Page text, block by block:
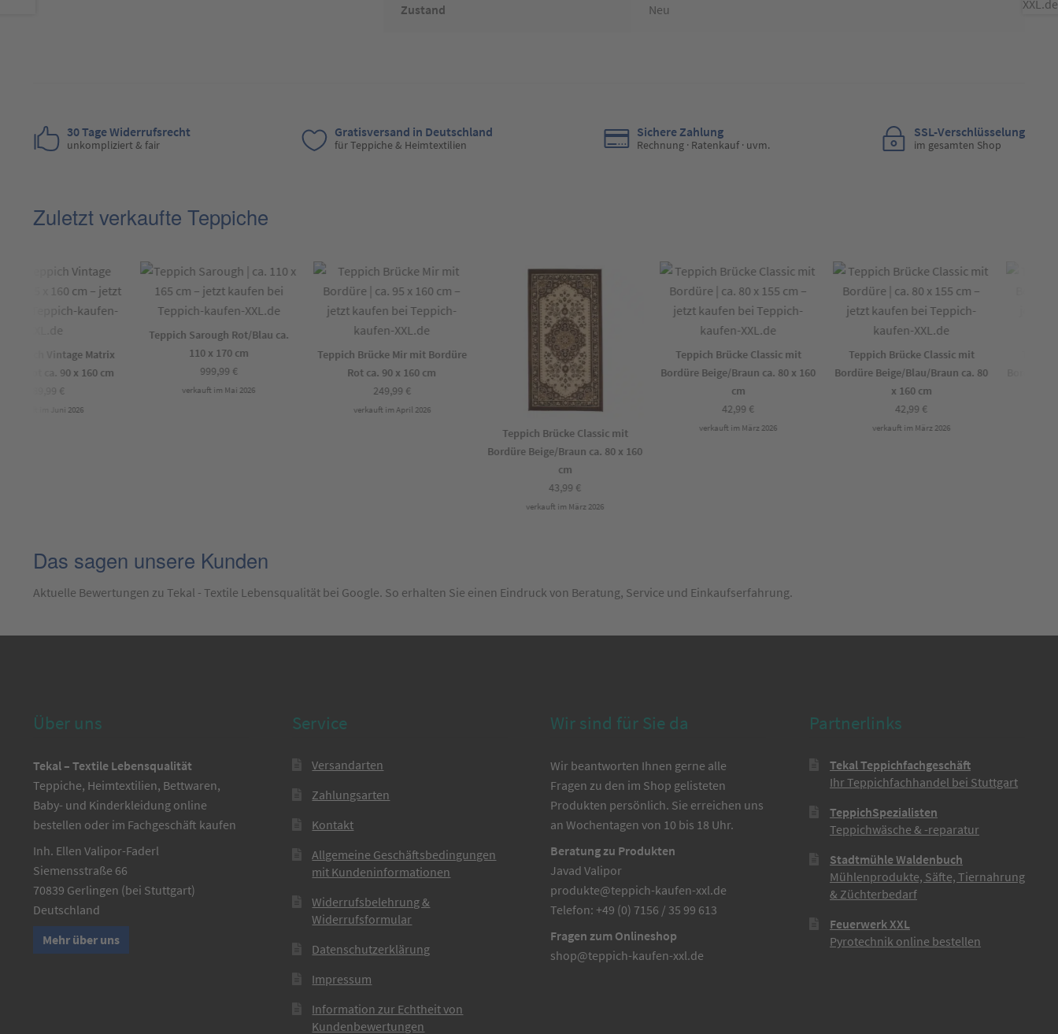
Zustand Neu
30 Tage Widerrufsrecht
unkompliziert & fair
Gratisversand in Deutschland
für Teppiche & Heimtextilien
Sichere Zahlung
Rechnung · Ratenkauf · uvm.
SSL-Verschlüsselung
im gesamten Shop
Zuletzt verkaufte Teppiche
Vintage Matrix
Rot ca. 90 x 160 cm
im Juni 2026
Teppich Sarough Rot/Blau ca.
110 x 170 cm
999,99€
verkauft im Mai 2026
Teppich Brücke Mir mit Bordüre
Rot ca. 90 x 160 cm
249,99€
verkauft im April 2026
Teppich Brücke Classic mit
Bordüre Beige/Braun ca. 80 x 160
cm
43,99€
verkauft im März 2026
Teppich Brücke Classic mit
Bordüre Beige/Braun ca. 80 x 160
cm
42,99€
verkauft im März 2026
Teppich Brücke Classic mit
Bordüre Beige/Blau/Braun ca. 80
x 160 cm
42,99€
verkauft im März 2026
Das sagen unsere Kunden
Aktuelle Bewertungen zu Tekal - Textile Lebensqualität bei Google. So erhalten Sie einen Eindruck von Beratung, Service und Einkaufserfahrung.
Über uns
Tekal – Textile Lebensqualität
Teppiche, Heimtextilien, Bettwaren,
Baby- und Kinderkleidung online
bestellen oder im Fachgeschäft kaufen
Inh. Ellen Valipor-Faderl
Siemensstraße 66
70839 Gerlingen (bei Stuttgart)
Deutschland
Mehr über uns
Service
Versandarten
Zahlungsarten
Kontakt
Allgemeine Geschäftsbedingungen
mit Kundeninformationen
Widerrufsbelehrung &
Widerrufsformular
Datenschutzerklärung
Impressum
Information zur Echtheit von
Kundenbewertungen
Wir sind für Sie da
Wir beantworten Ihnen gerne alle
Fragen zu den im Shop gelisteten
Produkten persönlich. Sie erreichen uns
an Wochentagen von 10 bis 18 Uhr.
Beratung zu Produkten
Javad Valipor
produkte@teppich-kaufen-xxl.de
Telefon: +49 (0) 7156 / 35 99 613
Fragen zum Onlineshop
shop@teppich-kaufen-xxl.de
Partnerlinks
Tekal Teppichfachgeschäft
Ihr Teppichfachhandel bei Stuttgart
TeppichSpezialisten
Teppichwäsche & -reparatur
Stadtmühle Waldenbuch
Mühlenprodukte, Säfte, Tiernahrung
& Züchterbedarf
Feuerwerk XXL
Pyrotechnik online bestellen